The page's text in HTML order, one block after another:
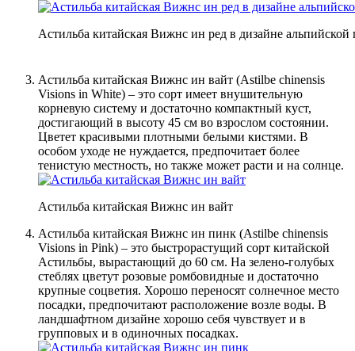
Астильба китайская Вижнс ин ред в дизайне альпийской
Астильба китайская Вижнс ин вайт (Astilbe chinensis
Visions in White) – это сорт имеет внушительную
корневую систему и достаточно компактный куст,
достигающий в высоту 45 см во взрослом состоянии.
Цветет красивыми плотными белыми кистями. В
особом уходе не нуждается, предпочитает более
тенистую местность, но также может расти и на солнце.
Астильба китайская Вижнс ин вайт
Астильба китайская Вижнс ин пинк (Astilbe chinensis
Visions in Pink) – это быстрорастущий сорт китайской
Астильбы, вырастающий до 60 см. На зелено-голубых
стеблях цветут розовые ромбовидные и достаточно
крупные соцветия. Хорошо переносят солнечное место
посадки, предпочитают расположение возле воды. В
ландшафтном дизайне хорошо себя чувствует и в
групповых и в одиночных посадках.